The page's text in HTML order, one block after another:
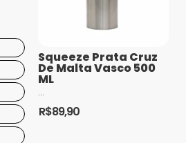
Squeeze Prata Cruz
De Malta Vasco 500
ML
...
R$89,90